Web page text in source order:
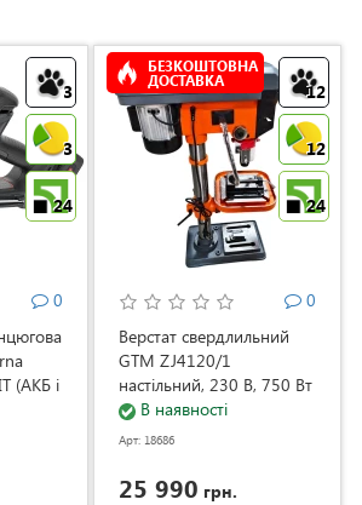
3
3
24
0
(АКБ і
12
12
24
БЕЗКОШТОВНА
ДОСТАВКА
0
Верстат свердлильний
GTM ZJ4120/1
настільний, 230 В, 750 Вт
(ZJ4120/1)
В наявності
Арт: 18686
25 990 грн.